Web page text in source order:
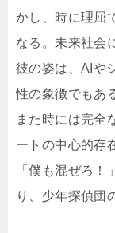
かし、時に理屈
なる。未来社会
彼の姿は、AIや
性の象徴でもあ
また時には完全
ートの中心的存
「僕も混ぜろ
り、少年探偵団